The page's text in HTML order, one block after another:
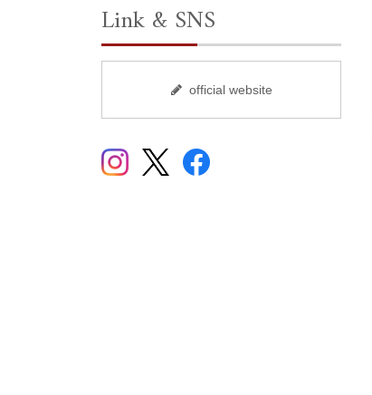
Link & SNS
official website